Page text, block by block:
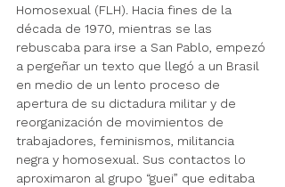
Homosexual (FLH). Hacia fines de la
década de 1970, mientras se las
rebuscaba para irse a San Pablo, empezó
a pergeñar un texto que llegó a un Brasil
en medio de un lento proceso de
apertura de su dictadura militar y de
reorganización de movimientos de
trabajadores, feminismos, militancia
negra y homosexual. Sus contactos lo
aproximaron al grupo “guei” que editaba